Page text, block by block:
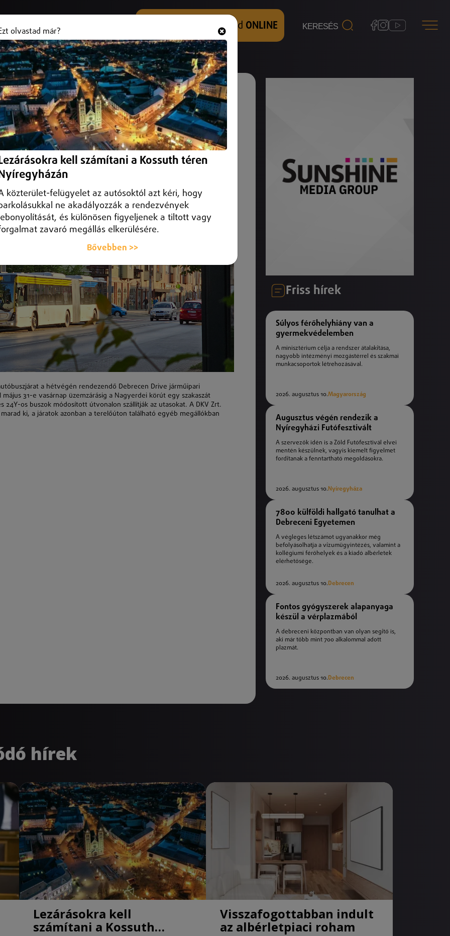
+36 (20) 316 3000 Hallgasd és nézd ONLINE
több debreceni
a hétvégén rendezendő Debrecen Drive járműipari
a hétvégén rendezendő Debrecen Drive járműipari
31-e vasárnap üzemzárásig a Nagyerdei körút egy szakaszát
24Y-os buszok módosított útvonalon szállítják az utasokat. A DKV Zrt.
ki, a járatok azonban a terelőúton található egyéb megállókban
Friss hírek
Súlyos férőhelyhiány van a
gyermekvédelemben
A minisztérium célja a rendszer átalakítása,
nagyobb intézményi mozgástérrel és szakmai
munkacsoportok létrehozásával.
2026. augusztus 10.Magyarország
Augusztus végén rendezik a
Nyíregyházi Futófesztivált
A szervezők idén is a Zöld Futófesztivál elvei
mentén készülnek, vagyis kiemelt figyelmet
fordítanak a fenntartható megoldásokra.
2026. augusztus 10. Nyíregyháza
7800 külföldi hallgató tanulhat a
Debreceni Egyetemen
A végleges létszámot ugyanakkor még
befolyásolhatja a vízumügyintézés, valamint a
kollégiumi férőhelyek és a kiadó albérletek
elérhetősége.
2026. augusztus 10.Debrecen
Fontos gyógyszerek alapanyaga
készül a vérplazmából
A debreceni központban van olyan segítő is,
aki már több mint 700 alkalommal adott
plazmát.
2026. augusztus 10.Debrecen
hírek
Lezárásokra kell
számítani a Kossuth
Visszafogottabban indult
az albérletpiaci roham
olvastad már?
Lezárásokra kell számítani a Kossuth téren
Nyíregyházán
közterület-felügyelet az autósoktól azt kéri, hogy
ne akadályozzák a rendezvények
lebonyolítását, és különösen figyeljenek a tiltott vagy
zavaró megállás elkerülésére.
Bővebben >>